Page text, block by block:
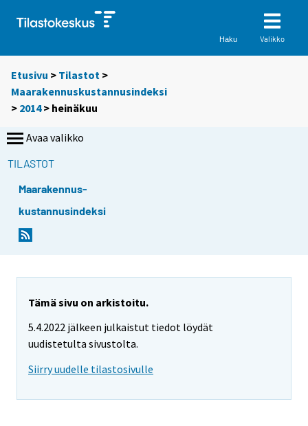
Haku Valikko
Etusivu > Tilastot >
Maarakennuskustannusindeksi
> 2014> heinäkuu
Avaa valikko
TILASTOT
Maarakennus-
kustannusindeksi
Tämä sivu on arkistoitu.
5.4.2022 jälkeen julkaistut tiedot löydät
uudistetulta sivustolta.
Siirry uudelle tilastosivulle